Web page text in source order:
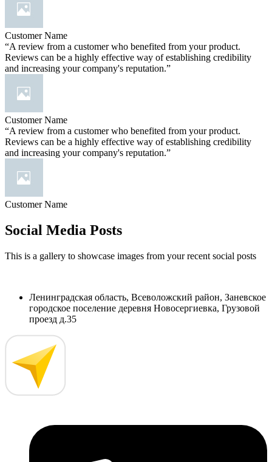
Customer Name
“A review from a customer who benefited from your product.
Reviews can be a highly effective way of establishing credibility
and increasing your company's reputation.”
Customer Name
“A review from a customer who benefited from your product.
Reviews can be a highly effective way of establishing credibility
and increasing your company's reputation.”
Customer Name
Social Media Posts
This is a gallery to showcase images from your recent social posts
Ленинградская область, Всеволожский район, Заневское
городское поселение деревня Новосергиевка, Грузовой
проезд д.35